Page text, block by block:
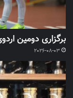
برگزاری دومین
2026-08-03